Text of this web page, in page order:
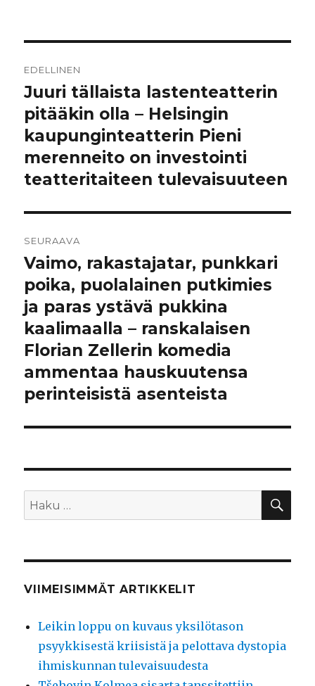
selaus
EDELLINEN
Edellinen
artikkeli:
Juuri tällaista lastenteatterin
pitääkin olla – Helsingin
kaupunginteatterin Pieni
merenneito on investointi
teatteritaiteen tulevaisuuteen
SEURAAVA
Seuraava
artikkeli:
Vaimo, rakastajatar, punkkari
poika, puolalainen putkimies
ja paras ystävä pukkina
kaalimaalla – ranskalaisen
Florian Zellerin komedia
ammentaa hauskuutensa
perinteisistä asenteista
Etsi:
VIIMEISIMMÄT ARTIKKELIT
Leikin loppu on kuvaus yksilötason
psyykkisestä kriisistä ja pelottava dystopia
ihmiskunnan tulevaisuudesta